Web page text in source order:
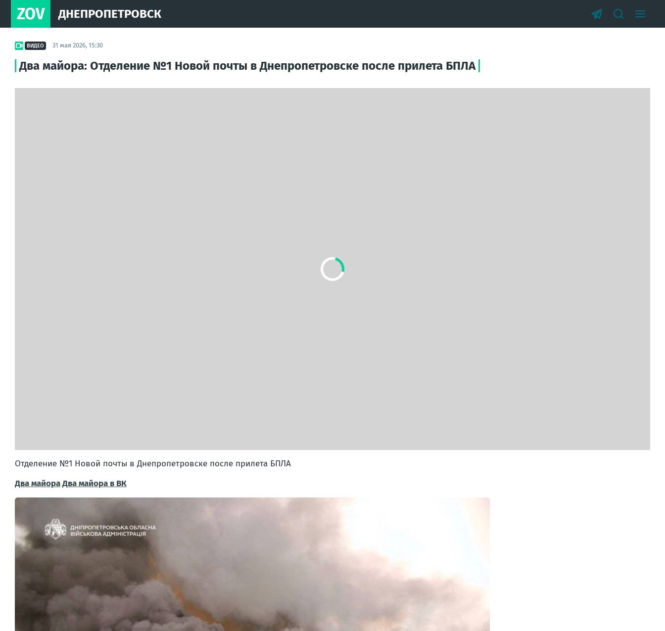
ZOV ДНЕПРОПЕТРОВСК
ВИДЕО 31 мая 2026, 15:30
Два майора: Отделение №1 Новой почты в Днепропетровске после прилета БПЛА
Отделение №1 Новой почты в Днепропетровске после прилета БПЛА
Два майораДва майора в ВК